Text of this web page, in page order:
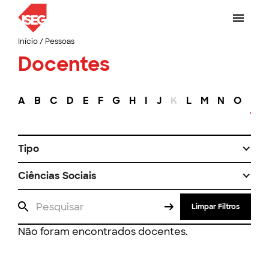
Início/ Pessoas
Docentes
A B C D E F G H I J K L M N O
Tipo
Ciências Sociais
Limpar Filtros
Não foram encontrados docentes.